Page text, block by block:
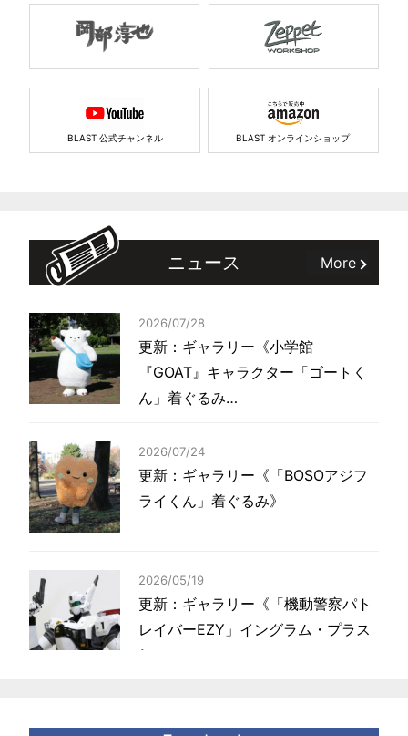
BLAST 公式チャンネル BLAST オンラインショップ
ニュース More
2026/07/28
更新：ギャラリー《小学館
『GOAT』キャラクター「ゴートく
ん」着ぐるみ…
2026/07/24
更新：ギャラリー《「BOSOアジフ
ライくん」着ぐるみ》
2026/05/19
更新：ギャラリー《「機動警察パト
レイバーEZY」イングラム・プラス
1…
更新：ギャラリー《北海道電力「エ